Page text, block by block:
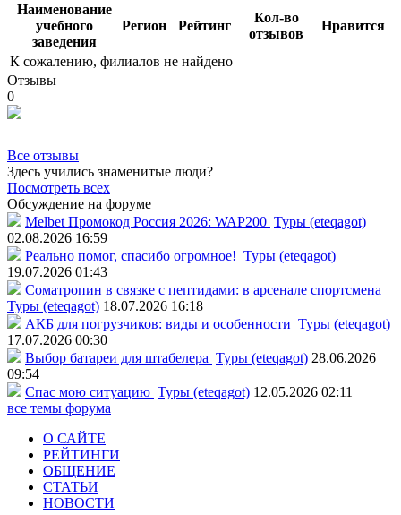
Наименование
учебного
заведения
Регион Рейтинг
Кол-во
отзывов
Нравится
К сожалению, филиалов не найдено
Отзывы
0
Все отзывы
Здесь учились знаменитые люди?
Посмотреть всех
Обсуждение на форуме
Melbet Промокод Россия 2026: WAP200 Туры (eteqagot)
02.08.2026 16:59
Реально помог, спасибо огромное! Туры (eteqagot)
19.07.2026 01:43
Соматропин в связке с пептидами: в арсенале спортсмена
Туры (eteqagot) 18.07.2026 16:18
АКБ для погрузчиков: виды и особенности Туры (eteqagot)
17.07.2026 00:30
Выбор батареи для штабелера Туры (eteqagot) 28.06.2026
09:54
Спас мою ситуацию Туры (eteqagot) 12.05.2026 02:11
все темы форума
О САЙТЕ
РЕЙТИНГИ
ОБЩЕНИЕ
СТАТЬИ
НОВОСТИ